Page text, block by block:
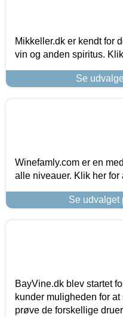
Mikkeller.dk er kendt for
vin og anden spiritus.
Se
Winefamly.com er en
alle niveauer. Klik her for
Se udvalget
BayVine.dk blev startet
kunder muligheden for
prøve de forskellige